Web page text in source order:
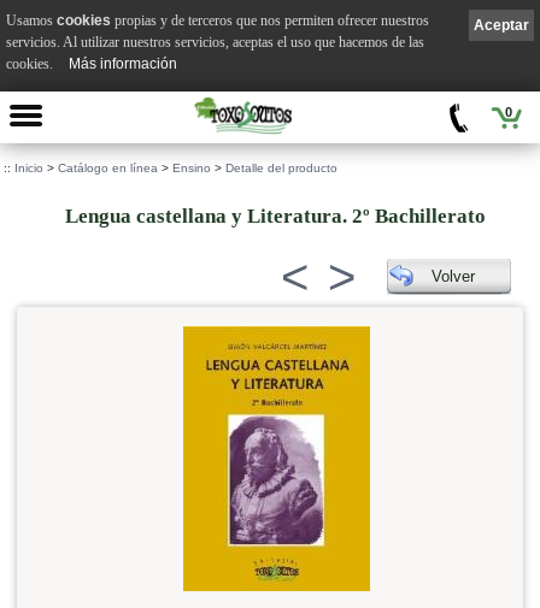
0
:: Inicio > Catálogo en línea > Ensino > Detalle del producto
Lengua castellana y Literatura. 2º Bachillerato
< > Volver
Aceptar
Usamos cookies propias y de terceros que nos permiten ofrecer nuestros
servicios. Al utilizar nuestros servicios, aceptas el uso que hacemos de las
cookies.
Más información